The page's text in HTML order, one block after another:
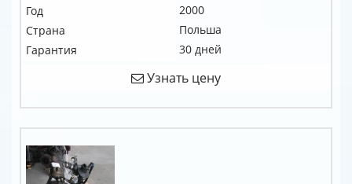
Год
2000
Страна
Польша
Гарантия
30 дней
Узнать цену